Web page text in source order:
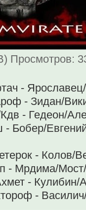
Просмотров:
-
- Зидан/
- Гедеон/
- Бобер/
- Колов/
- Мрдима/
-
-